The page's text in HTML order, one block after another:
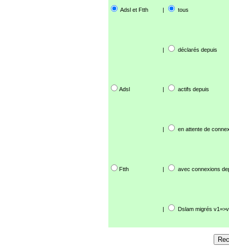
Adsl et Ftth | tous
| déclarés depuis
Adsl | actifs depuis
| en attente de
Ftth | avec connexions
| Dslam migrés